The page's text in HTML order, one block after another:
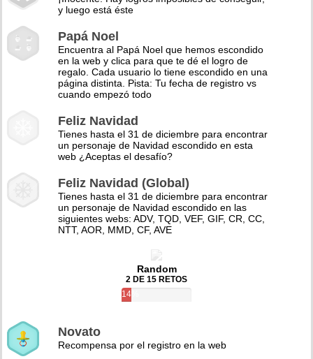
y luego está éste
Papá Noel
Encuentra al Papá Noel que hemos escondido
en la web y clica para que te dé el logro de
regalo. Cada usuario lo tiene escondido en una
página distinta. Pista: Tu fecha de registro vs
cuando empezó todo
Feliz Navidad
Tienes hasta el 31 de diciembre para encontrar
un personaje de Navidad escondido en esta
web ¿Aceptas el desafío?
Feliz Navidad (Global)
Tienes hasta el 31 de diciembre para encontrar
un personaje de Navidad escondido en las
siguientes webs: ADV, TQD, VEF, GIF, CR, CC,
NTT, AOR, MMD, CF, AVE
Random
2 DE 15 RETOS
14%
Novato
Recompensa por el registro en la web